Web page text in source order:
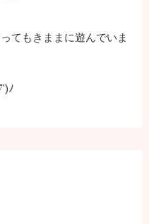
てもきままに遊んでいま
ﾉ